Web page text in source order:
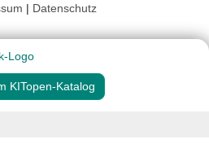
| Datenschutz
KITopen-Katalog